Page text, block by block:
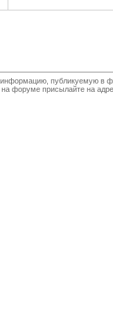
информацию, публикуемую
форуме присылайте на